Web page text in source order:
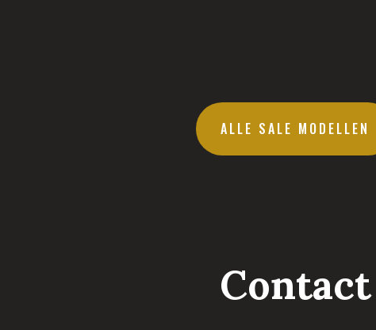
ALLE SALE MODELLEN
Contact